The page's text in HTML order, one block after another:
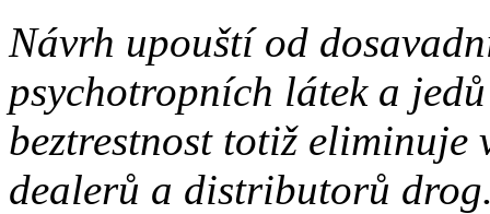
Návrh upouští od
psychotropních látek a
beztrestnost totiž
dealerů a distributorů